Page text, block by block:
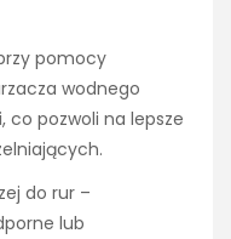
pomocy
wodnego
co pozwoli na lepsze
do rur –
lub